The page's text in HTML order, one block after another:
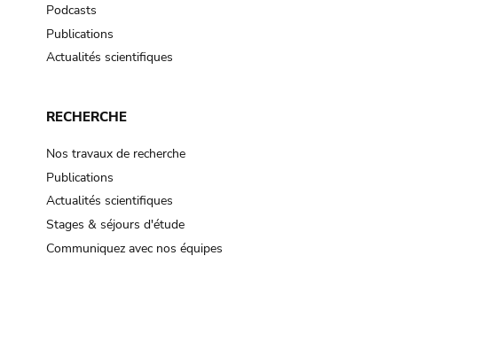
Podcasts
Publications
Actualités scientifiques
RECHERCHE
Nos travaux de recherche
Publications
Actualités scientifiques
Stages & séjours d'étude
Communiquez avec nos équipes